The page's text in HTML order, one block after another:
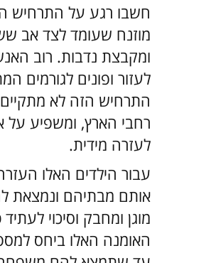
חשבו רגע על התרחיש
מוזנח שעומד לצד אב
ומקבצת נדבות. רוב
לעזור ופונים לגורמים
התרחיש הזה לא
רחבי הארץ, ומשפיע על
לעזרה מידית.
עבור הילדים האלו
אותם מבתיהם ונמצאת
מוגן ומחבק וסיכוי
האומנה האלו ביחס